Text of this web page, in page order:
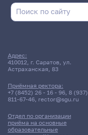
Адрес:
410012, г. Саратов, ул.
Астраханская, 83
Приёмная ректора:
+7 (8452) 26 - 16 - 96, 8 (937)
811-67-46, rector@sgu.ru
Отдел по организации
приёма на основные
образовательные